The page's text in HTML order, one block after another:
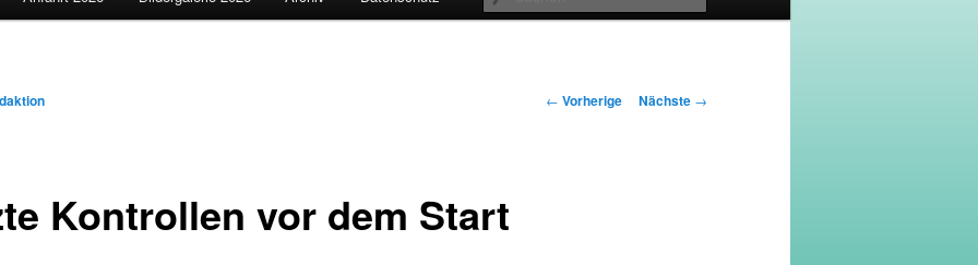
Artikelnavigation
← Vorherige Nächste →
Kontrollen vor dem Start